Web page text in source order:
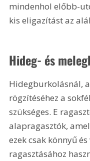
mindenhol előbb-
kis eligazítást az
Hideg- és
Hidegburkolásnál,
rögzítéséhez a
szükséges. E
alapragasztók,
ezek csak könnyű
ragasztásához